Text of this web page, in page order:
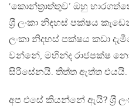
‘කොන්ත‍්‍රාත්තුව’ ඔහු
ශ‍්‍රී ලංකා නිදහස් පක්ෂය
ලංකා නිදහස් පක්ෂය කඩා
වන්නේ, මහින්ද රාජපක්ෂ
සිරිසේනයි. තිත්ත ඇත්ත එයයි.
අප එසේ කියන්නේ ඇයි? ශ‍්‍රී